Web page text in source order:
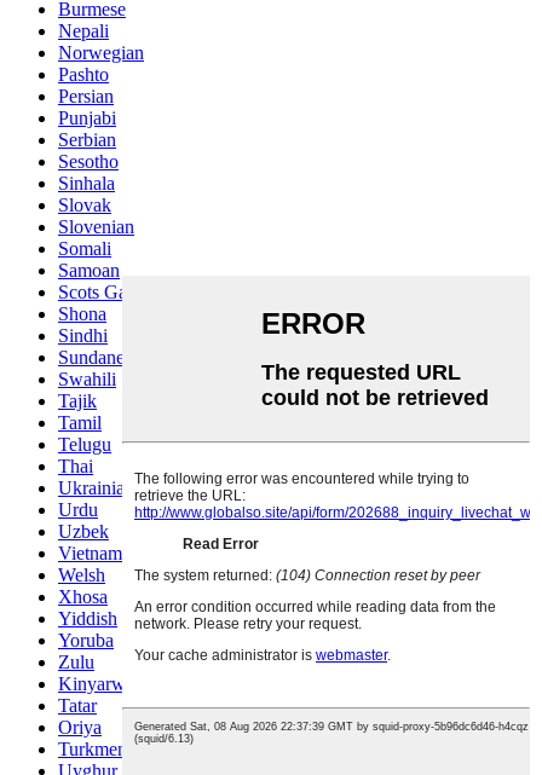
Burmese
Nepali
Norwegian
Pashto
Persian
Punjabi
Serbian
Sesotho
Sinhala
Slovak
Slovenian
Somali
Samoan
Scots Gaelic
Shona
Sindhi
Sundanese
Swahili
Tajik
Tamil
Telugu
Thai
Ukrainian
Urdu
Uzbek
Vietnamese
Welsh
Xhosa
Yiddish
Yoruba
Zulu
Kinyarwanda
Tatar
Oriya
Turkmen
Uyghur